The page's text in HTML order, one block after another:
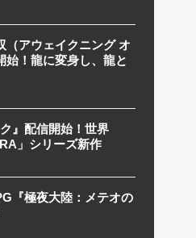
（アウェイクニング オ
始！龍に変身し、龍と
』配信開始！世界
」シリーズ新作
『極夜大陸：メテオの